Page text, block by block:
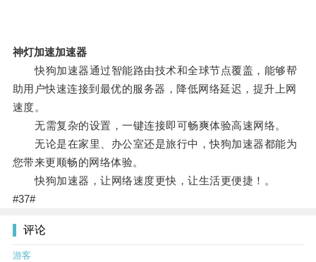
神灯加速加速器
快狗加速器通过智能路由技术和全球节点覆盖，能够帮
助用户快速连接到最优的服务器，降低网络延迟，提升上网
速度。
无需复杂的设置，一键连接即可畅爽体验高速网络。
无论是在家里、办公室还是旅行中，快狗加速器都能为
您带来更顺畅的网络体验。
快狗加速器，让网络速度更快，让生活更便捷！。
#37#
评论
游客